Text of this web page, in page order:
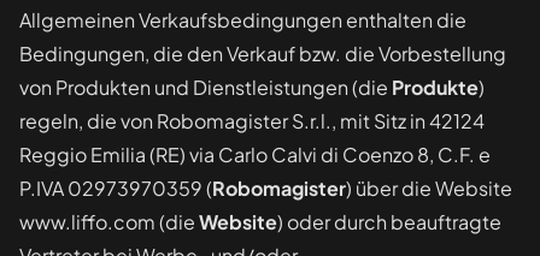
Allgemeinen Verkaufsbedingungen enthalten die
Bedingungen, die den Verkauf bzw. die Vorbestellung
von Produkten und Dienstleistungen (die Produkte)
regeln, die von Robomagister S.r.l., mit Sitz in 42124
Reggio Emilia (RE) via Carlo Calvi di Coenzo 8, C.F. e
P.IVA 02973970359 (Robomagister) über die Website
www.liffo.com (dieWebsite) oder durch beauftragte